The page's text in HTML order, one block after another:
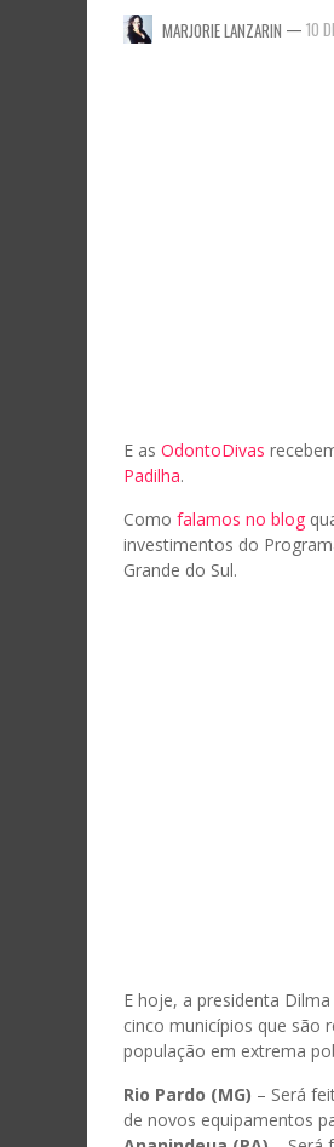
MARJORIE LANZARIN — 10
E as OdontoDivas
Padilha.
Como falamos no blog
investimentos do
Grande do Sul.
E hoje, a presidenta
cinco municípios que são
população em extrema
Rio Pardo (MG) – Será
de novos equipamentos